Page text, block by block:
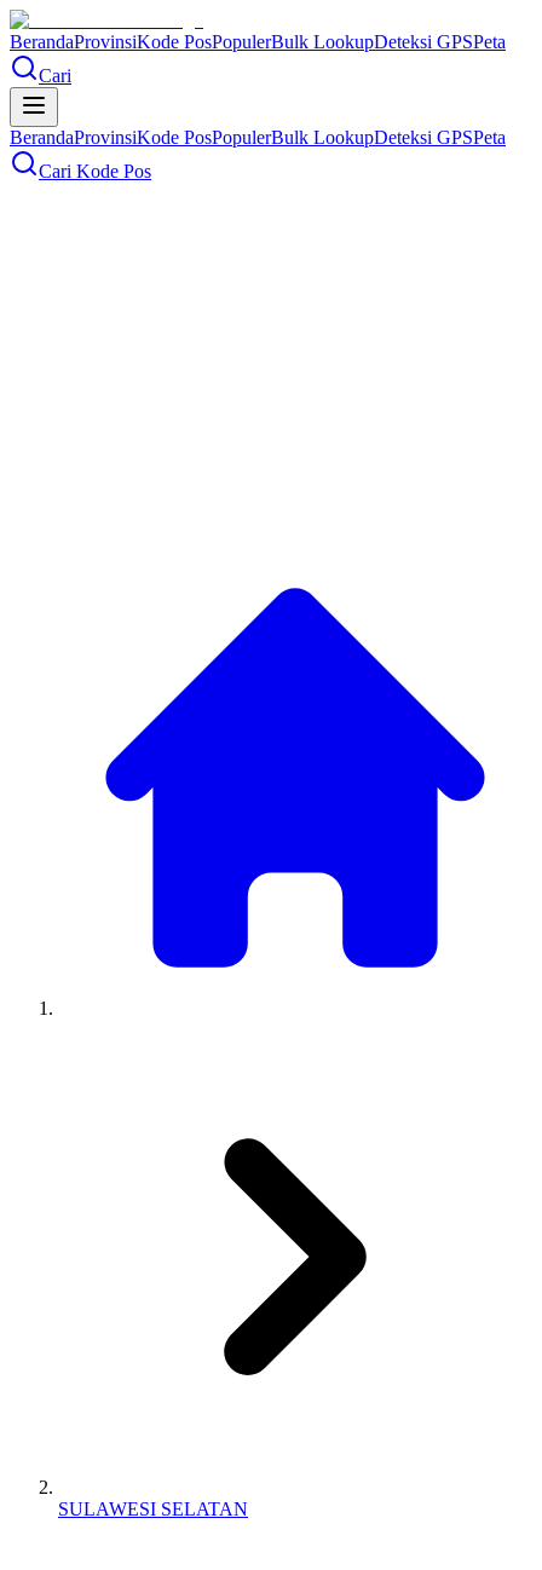
BerandaProvinsiKode PosPopulerBulk LookupDeteksi GPSPeta
Cari
BerandaProvinsiKode PosPopulerBulk LookupDeteksi GPSPeta
Cari Kode Pos
SULAWESI SELATAN